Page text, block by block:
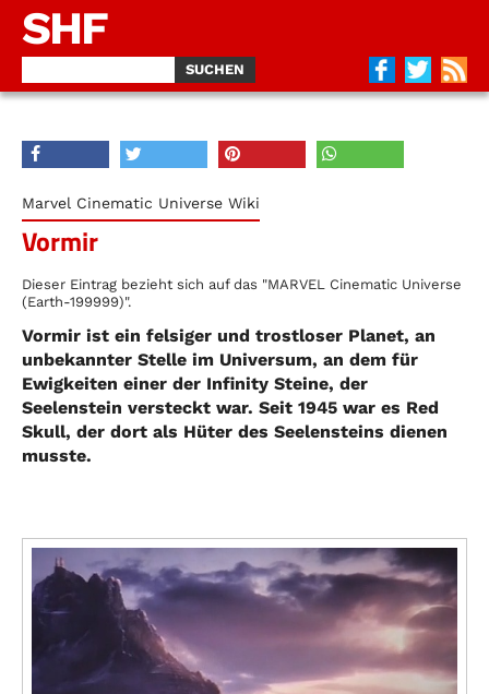
SHF
Marvel Cinematic Universe Wiki
Vormir
Dieser Eintrag bezieht sich auf das "MARVEL Cinematic Universe
(Earth-199999)".
Vormir ist ein felsiger und trostloser Planet, an
unbekannter Stelle im Universum, an dem für
Ewigkeiten einer der Infinity Steine, der
Seelenstein versteckt war. Seit 1945 war es Red
Skull, der dort als Hüter des Seelensteins dienen
musste.